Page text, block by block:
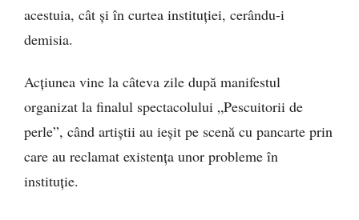
acestuia, cât și în curtea instituției, cerându-i
demisia.
Acțiunea vine la câteva zile după manifestul
organizat la finalul spectacolului „Pescuitorii de
perle”, când artiștii au ieșit pe scenă cu pancarte prin
care au reclamat existența unor probleme în
instituție.